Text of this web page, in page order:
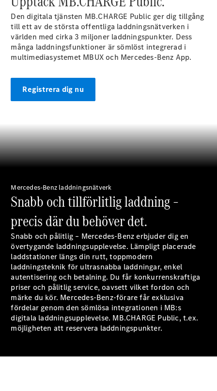
Laddhybrid modeller
Sedan
C-Klass
Sedan
C-
Klass
Elektrisk
Sedan
Elektrisk
EQS
Elektrisk
E-Klass
S-Klass
Lång
Mercedes-
Maybach S-
Klass
Konfigurator
Mercedes-
Benz Online
Den digitala tjänsten MB.CHARGE Public ger dig tillgång
till ett av de största offentliga laddningsnätverken i
världen med cirka 3 miljoner laddningspunkter. Dess
många laddningsfunktioner är sömlöst integrerad i
multimediasystemet MBUX och Mercedes-Benz App.
Registrera dig nu
Mercedes-Benz laddningsnätverk
Snabb och tillförlitlig laddning –
precis där du behöver det.
Snabb och pålitlig – Mercedes-Benz erbjuder dig en
övertygande laddningsupplevelse. Lämpligt placerade
laddstationer längs din rutt, toppmodern
laddningsteknik för ultrasnabba laddningar, enkel
autentisering och betalning. Du får konkurrenskraftiga
priser och pålitlig service, oavsett vilket fordon och
märke du kör. Mercedes-Benz-förare får exklusiva
fördelar genom den sömlösa integrationen i MB:s
digitala laddningsupplevelse. MB.CHARGE Public,t.ex.
möjligheten att reservera laddningspunkter.